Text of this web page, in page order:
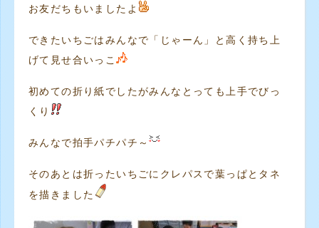
お友だちもいましたよ
できたいちごはみんなで「じゃーん」と高く持ち上
げて見せ合いっこ
初めての折り紙でしたがみんなとっても上手でびっ
くり
みんなで拍手パチパチ～
そのあとは折ったいちごにクレパスで葉っぱとタネ
を描きました